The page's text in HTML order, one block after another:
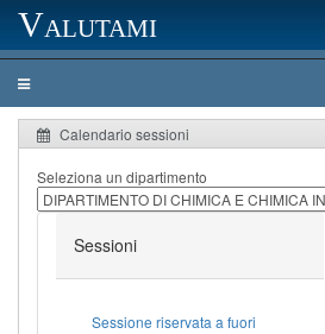
Valutami
Calendario sessioni
Seleziona un dipartimento
Sessioni
Sessione riservata a fuori